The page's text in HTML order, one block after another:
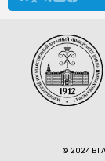
© 2024